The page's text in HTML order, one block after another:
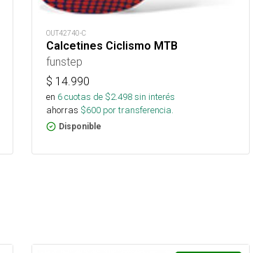
OUT42740-C
Calcetines Ciclismo MTB
funstep
$ 14.990
en 6cuotas de $2.498sin interés
ahorras $600 por transferencia.
Disponible